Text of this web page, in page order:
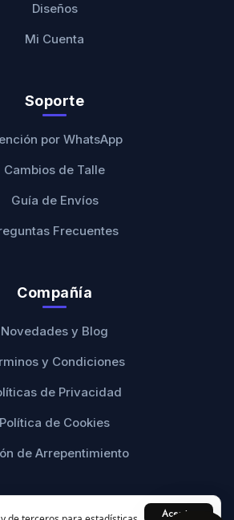
Aceptar
Diseños
Mi Cuenta
Soporte
por WhatsApp
Cambios de Talle
Guía de Envíos
Frecuentes
Compañía
Novedades y Blog
y Condiciones
de Privacidad
Política de Cookies
de Arrepentimiento